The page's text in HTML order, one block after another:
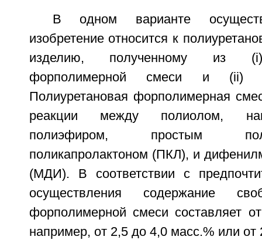
В одном варианте
изобретение относится к
изделию, полученному из (i)
форполимерной смеси и (ii)
Полиуретановая форполимерная
реакции между полиолом,
полиэфиром, простым
поликапролактоном (ПКЛ), и
(МДИ). В соответствии с
осуществления содержание
форполимерной смеси составляет
например, от 2,5 до 4,0 масс.% или